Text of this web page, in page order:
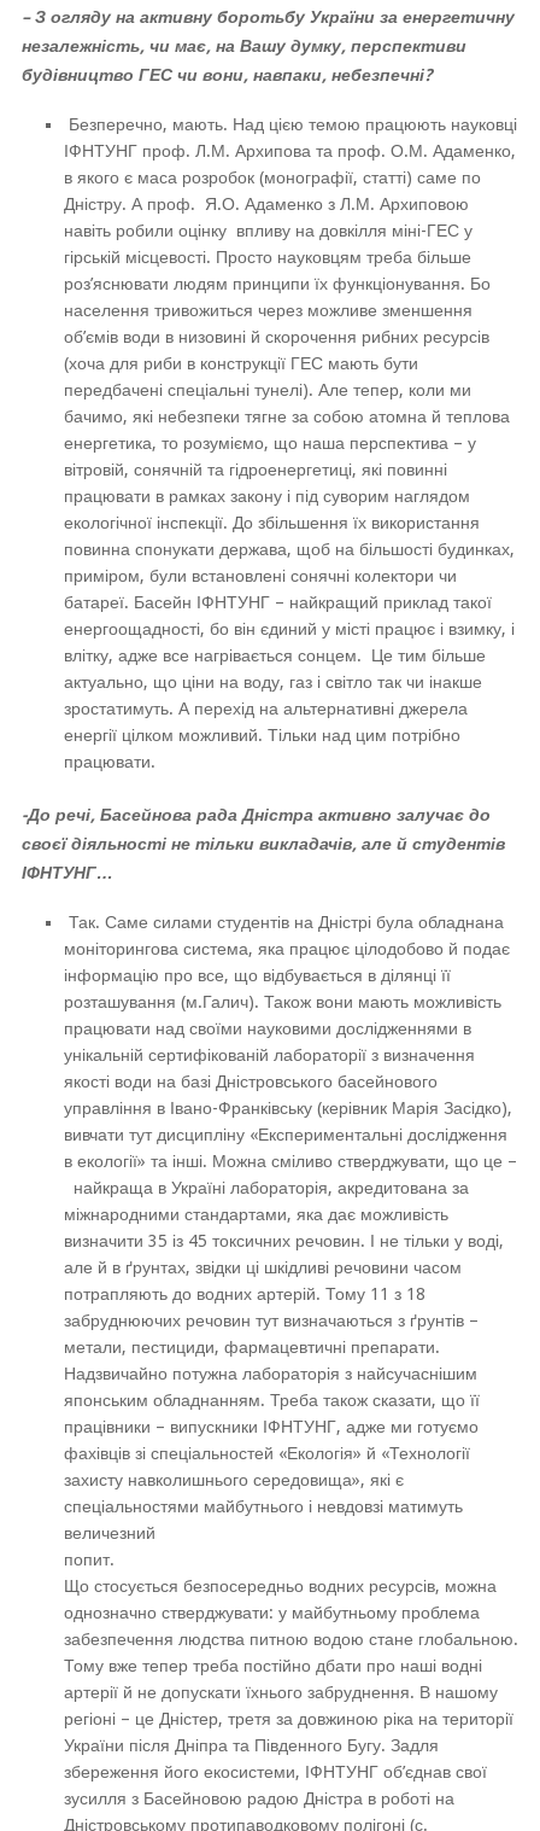
– З огляду на активну боротьбу України за енергетичну
незалежність, чи має, на Вашу думку, перспективи
будівництво ГЕС чи вони, навпаки, небезпечні?
Безперечно, мають. Над цією темою працюють науковці
ІФНТУНГ проф. Л.М. Архипова та проф. О.М. Адаменко,
в якого є маса розробок (монографії, статті) саме по
Дністру. А проф. Я.О. Адаменко з Л.М. Архиповою
навіть робили оцінку впливу на довкілля міні-ГЕС у
гірській місцевості. Просто науковцям треба більше
роз’яснювати людям принципи їх функціонування. Бо
населення тривожиться через можливе зменшення
об’ємів води в низовині й скорочення рибних ресурсів
(хоча для риби в конструкції ГЕС мають бути
передбачені спеціальні тунелі). Але тепер, коли ми
бачимо, які небезпеки тягне за собою атомна й теплова
енергетика, то розуміємо, що наша перспектива – у
вітровій, сонячній та гідроенергетиці, які повинні
працювати в рамках закону і під суворим наглядом
екологічної інспекції. До збільшення їх використання
повинна спонукати держава, щоб на більшості будинках,
приміром, були встановлені сонячні колектори чи
батареї. Басейн ІФНТУНГ – найкращий приклад такої
енергоощадності, бо він єдиний у місті працює і взимку, і
влітку, адже все нагрівається сонцем. Це тим більше
актуально, що ціни на воду, газ і світло так чи інакше
зростатимуть. А перехід на альтернативні джерела
енергії цілком можливий. Тільки над цим потрібно
працювати.
-До речі, Басейнова рада Дністра активно залучає до
своєї діяльності не тільки викладачів, але й студентів
ІФНТУНГ…
Так. Саме силами студентів на Дністрі була обладнана
моніторингова система, яка працює цілодобово й подає
інформацію про все, що відбувається в ділянці її
розташування (м.Галич). Також вони мають можливість
працювати над своїми науковими дослідженнями в
унікальній сертифікованій лабораторії з визначення
якості води на базі Дністровського басейнового
управління в Івано-Франківську (керівник Марія Засідко),
вивчати тут дисципліну «Експериментальні дослідження
в екології» та інші. Можна сміливо стверджувати, що це –
найкраща в Україні лабораторія, акредитована за
міжнародними стандартами, яка дає можливість
визначити 35 із 45 токсичних речовин. І не тільки у воді,
але й в ґрунтах, звідки ці шкідливі речовини часом
потрапляють до водних артерій. Тому 11 з 18
забруднюючих речовин тут визначаються з ґрунтів –
метали, пестициди, фармацевтичні препарати.
Надзвичайно потужна лабораторія з найсучаснішим
японським обладнанням. Треба також сказати, що її
працівники – випускники ІФНТУНГ, адже ми готуємо
фахівців зі спеціальностей «Екологія» й «Технології
захисту навколишнього середовища», які є
спеціальностями майбутнього і невдовзі матимуть
величезний
Що стосується безпосередньо водних ресурсів, можна
однозначно стверджувати: у майбутньому проблема
забезпечення людства питною водою стане глобальною.
Тому вже тепер треба постійно дбати про наші водні
артерії й не допускати їхнього забруднення. В нашому
регіоні – це Дністер, третя за довжиною ріка на території
України після Дніпра та Південного Бугу. Задля
збереження його екосистеми, ІФНТУНГ об’єднав свої
зусилля з Басейновою радою Дністра в роботі на
Дністровському протипаводковому полігоні (с.